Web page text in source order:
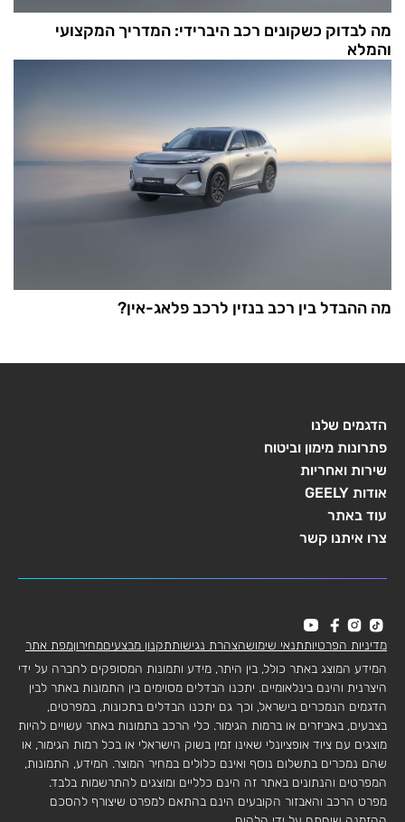
מה לבדוק כשקונים רכב היברידי: המדריך המקצועי
והמלא
מה ההבדל בין רכב בנזין לרכב פלאג-אין?
הדגמים שלנו
פתרונות מימון וביטוח
שירות ואחריות
אודות GEELY
עוד באתר
צרו איתנו קשר
מדיניות הפרטיותתנאי שימושהצהרת נגישותתקנון מבצעיםמחירוןמפת אתר
המידע המוצג באתר כולל, בין היתר, מידע ותמונות המסופקים לחברה על ידי
היצרנית והינם בינלאומיים. יתכנו הבדלים מסוימים בין התמונות באתר לבין
הדגמים הנמכרים בישראל, וכך גם יתכנו הבדלים בתכונות, במפרטים,
בצבעים, באביזרים או ברמות הגימור. כלי הרכב בתמונות באתר עשויים להיות
מוצגים עם ציוד אופציונלי שאינו זמין בשוק הישראלי או בכל רמות הגימור, או
שהם נמכרים בתשלום נוסף ואינם כלולים במחיר המוצר. המידע, התמונות,
המפרטים והנתונים באתר זה הינם כלליים ומוצגים להתרשמות בלבד.
מפרט הרכב והאבזור הקובעים הינם בהתאם למפרט שיצורף להסכם